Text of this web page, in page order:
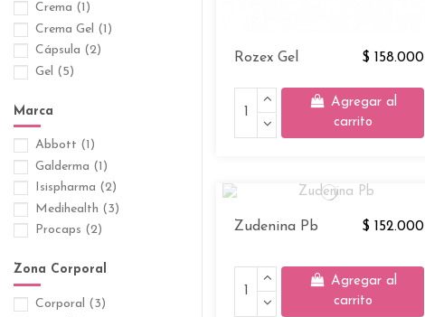
Rozex Gel $ 158.000
Agregar al
carrito
Zudenina Pb $ 152.000
Agregar al
carrito
Crema (1)
Crema Gel (1)
Cápsula (2)
Gel (5)
Marca
Abbott (1)
Galderma (1)
Isispharma (2)
Medihealth (3)
Procaps (2)
Zona Corporal
Corporal (3)